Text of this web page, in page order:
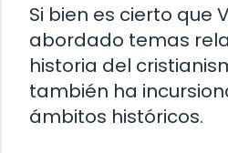
Si bien es cierto que
abordado temas
historia del
también ha
ámbitos históricos.